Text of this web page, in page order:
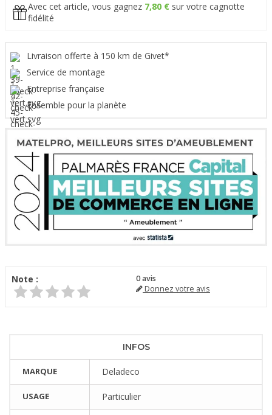
Avec cet article, vous gagnez 7,80 € sur votre cagnotte
fidélité
Livraison offerte à 150 km de Givet*
Service de montage
Entreprise française
Ensemble pour la planète
Note : 0avis
Donnez votre avis
INFOS
MARQUE Deladeco
USAGE Particulier